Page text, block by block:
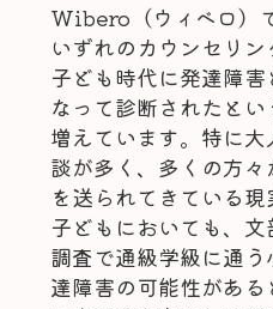
Wibero（ウィベロ）
いずれのカウンセリン
子ども時代に発達障
なって診断されたと
増えています。特に
談が多く、多くの方
を送られてきている現
子どもにおいても、
調査で通級学級に通
達障害の可能性があ